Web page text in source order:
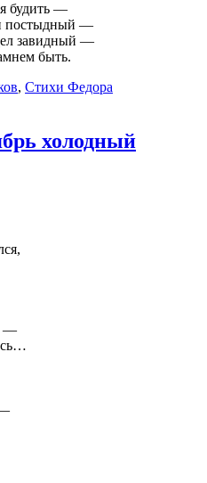
будить —
постыдный —
завидный —
быть.
, Стихи Федора
холодный
—
—